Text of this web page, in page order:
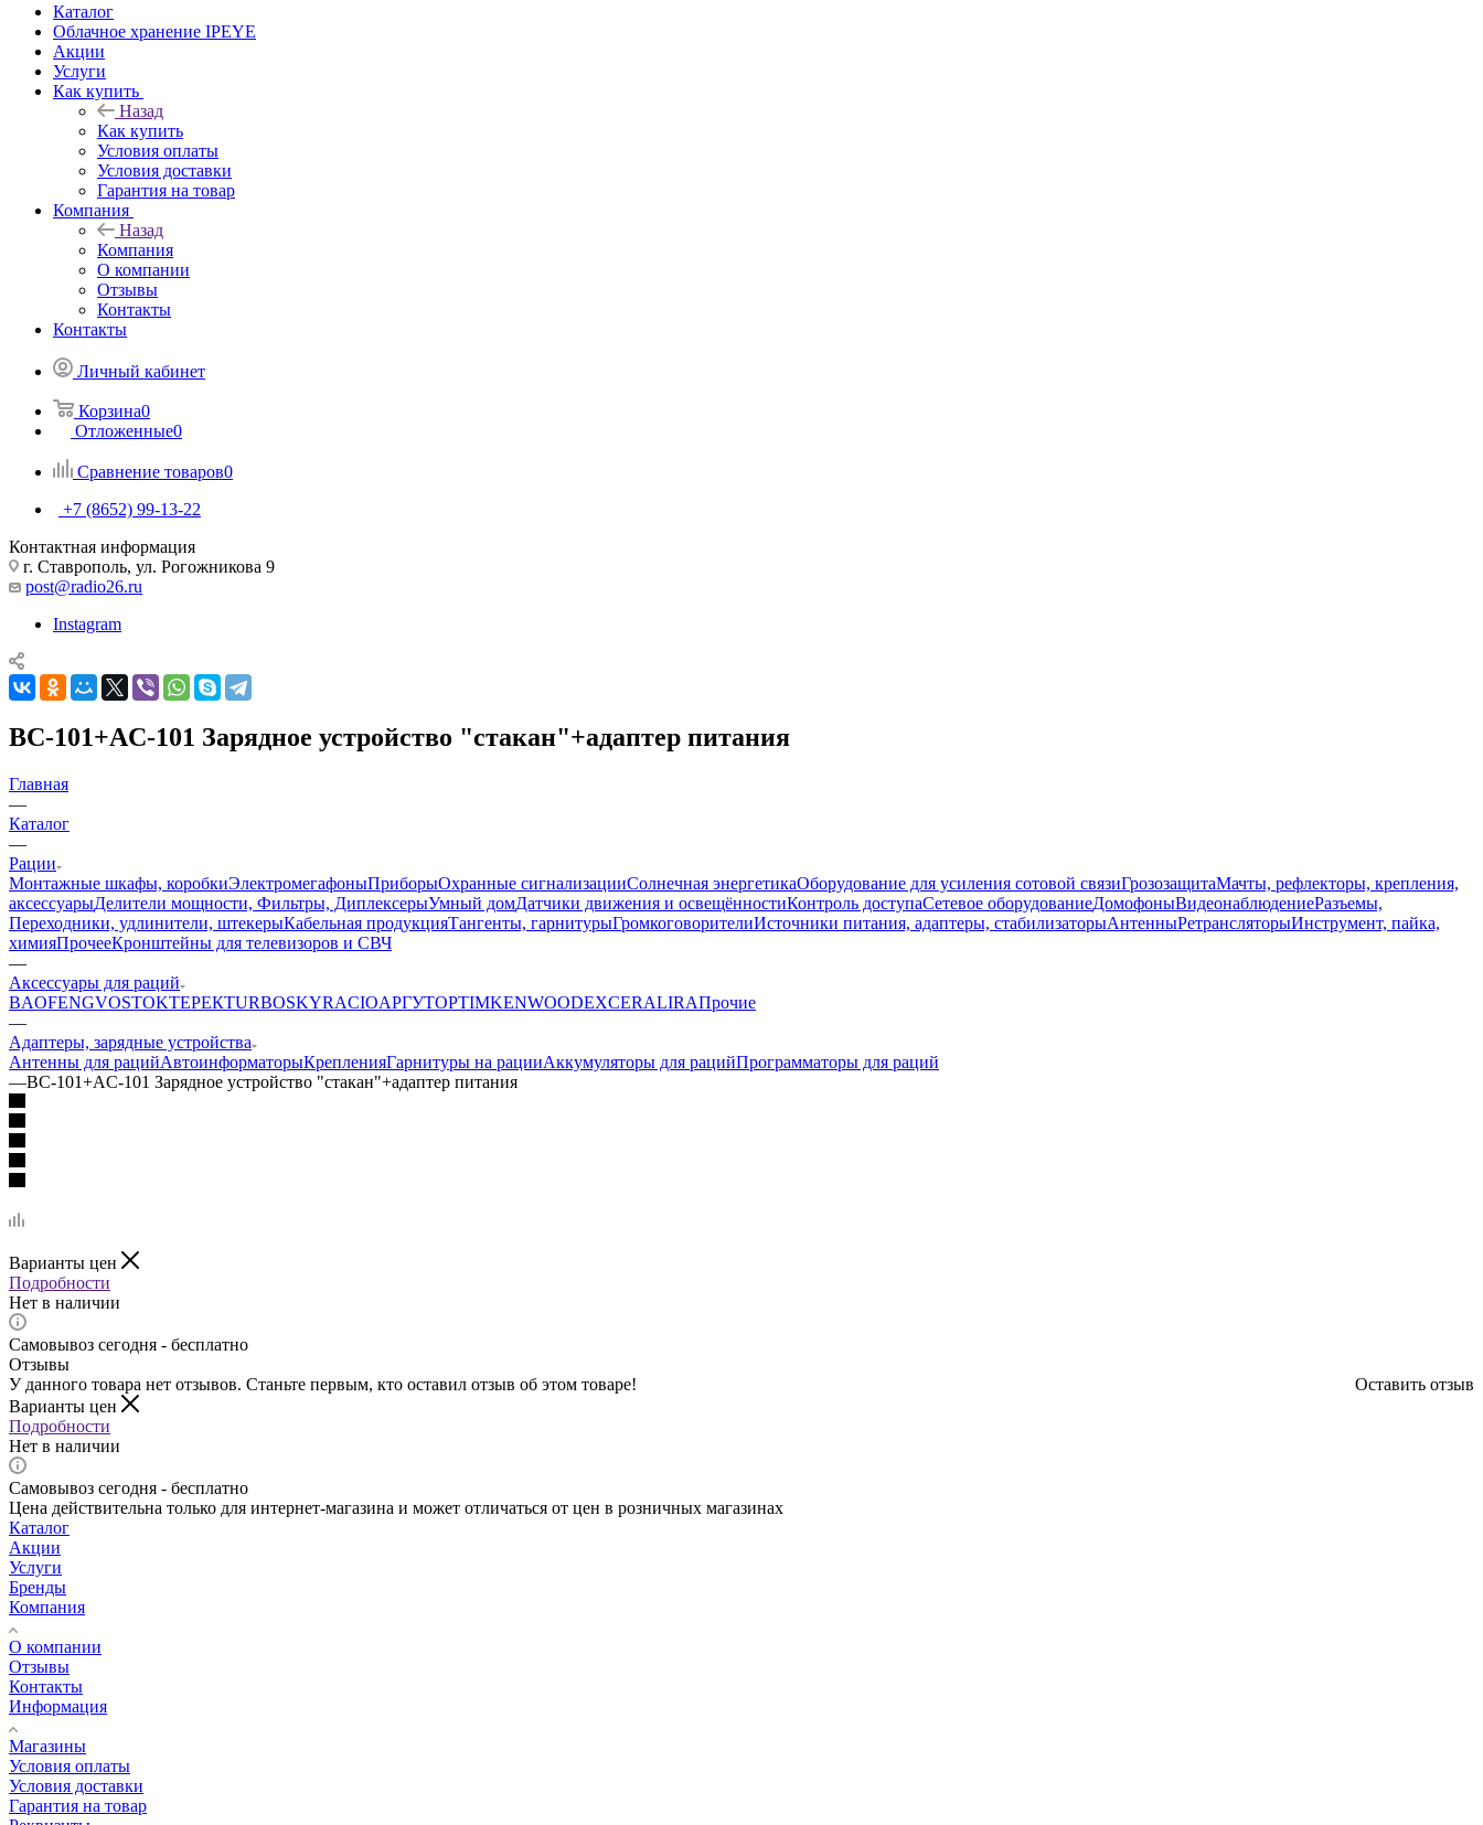
Каталог
Облачное хранение IPEYE
Акции
Услуги
Как купить
Назад
Как купить
Условия оплаты
Условия доставки
Гарантия на товар
Компания
Назад
Компания
О компании
Отзывы
Контакты
Контакты
Личный кабинет
Корзина0
Отложенные0
Сравнение товаров0
+7 (8652) 99-13-22
Контактная информация
г. Ставрополь, ул. Рогожникова 9
post@radio26.ru
Instagram
ВС-101+AC-101 Зарядное устройство "стакан"+адаптер питания
Главная
—
Каталог
—
Рации
Монтажные шкафы, коробкиЭлектромегафоныПриборыОхранные сигнализацииСолнечная энергетикаОборудование для усиления сотовой связиГрозозащитаМачты, рефлекторы, крепления,
аксессуарыДелители мощности, Фильтры, ДиплексерыУмный домДатчики движения и освещённостиКонтроль доступаСетевое оборудованиеДомофоныВидеонаблюдениеРазъемы,
Переходники, удлинители, штекерыКабельная продукцияТангенты, гарнитурыГромкоговорителиИсточники питания, адаптеры, стабилизаторыАнтенныРетрансляторыИнструмент, пайка,
химияПрочееКронштейны для телевизоров и СВЧ
—
Аксессуары для раций
BAOFENGVOSTOKТЕРЕКTURBOSKYRACIOАРГУТOPTIMKENWOODEXCERALIRAПрочие
—
Адаптеры, зарядные устройства
Антенны для рацийАвтоинформаторыКрепленияГарнитуры на рацииАккумуляторы для рацийПрограмматоры для раций
—ВС-101+AC-101 Зарядное устройство "стакан"+адаптер питания
Варианты цен
Подробности
Нет в наличии
Самовывоз сегодня - бесплатно
Отзывы
Оставить отзыв
У данного товара нет отзывов. Станьте первым, кто оставил отзыв об этом товаре!
Варианты цен
Подробности
Нет в наличии
Самовывоз сегодня - бесплатно
Цена действительна только для интернет-магазина и может отличаться от цен в розничных магазинах
Каталог
Акции
Услуги
Бренды
Компания
О компании
Отзывы
Контакты
Информация
Магазины
Условия оплаты
Условия доставки
Гарантия на товар